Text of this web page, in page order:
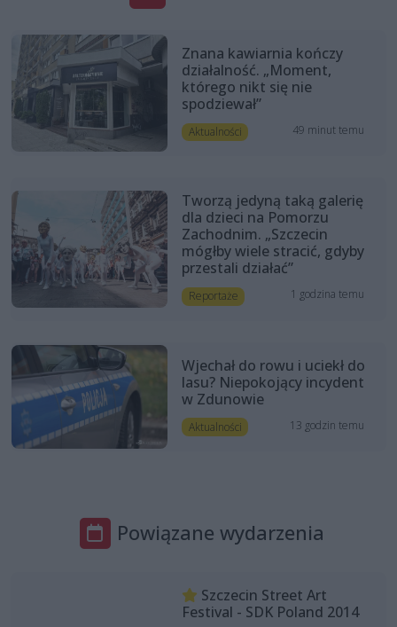
Znana kawiarnia kończy
działalność. „Moment,
którego nikt się nie
spodziewał”
Aktualności 49 minut temu
Tworzą jedyną taką galerię
dla dzieci na Pomorzu
Zachodnim. „Szczecin
mógłby wiele stracić, gdyby
przestali działać”
Reportaże 1 godzina temu
Wjechał do rowu i uciekł do
lasu? Niepokojący incydent
w Zdunowie
Aktualności 13 godzin temu
Powiązane wydarzenia
Szczecin Street Art
Festival - SDK Poland 2014